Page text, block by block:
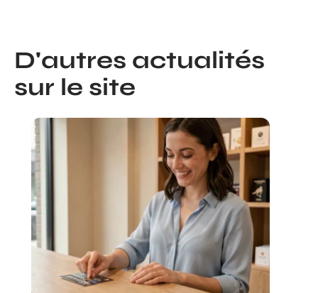
D'autres actualités
sur le site